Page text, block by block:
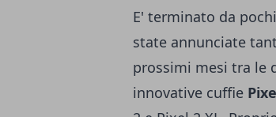
E' terminato da
state annunciate
prossimi mesi tra le
innovative cuffie